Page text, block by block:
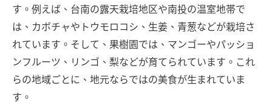
す。例えば、台南の露天栽培地区や南投の温室地帯で
は、カボチャやトウモロコシ、生姜、青葱などが栽培さ
れています。そして、果樹園では、マンゴーやパッショ
ンフルーツ、リンゴ、梨などが育てられています。これ
らの地域ごとに、地元ならではの美食が生まれていま
す。